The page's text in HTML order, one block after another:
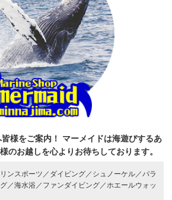
様をご案内！
マーメイドは海遊びするあ
のお越しを心よりお待ちしております。
ンスポーツ／ ダイビング／ シュノーケル／パラ
／海水浴／ ファンダイビング／ホエールウォッ